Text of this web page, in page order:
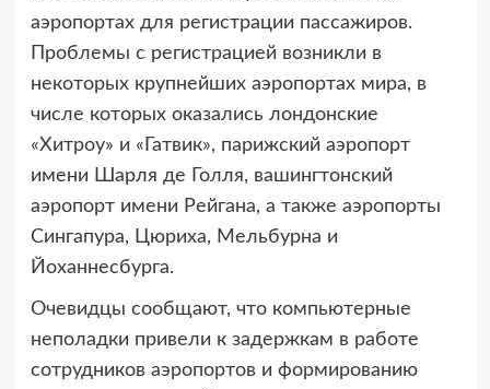
аэропортах для регистрации пассажиров.
Проблемы с регистрацией возникли в
некоторых крупнейших аэропортах мира, в
числе которых оказались лондонские
«Хитроу» и «Гатвик», парижский аэропорт
имени Шарля де Голля, вашингтонский
аэропорт имени Рейгана, а также аэропорты
Сингапура, Цюриха, Мельбурна и
Йоханнесбурга.
Очевидцы сообщают, что компьютерные
неполадки привели к задержкам в работе
сотрудников аэропортов и формированию